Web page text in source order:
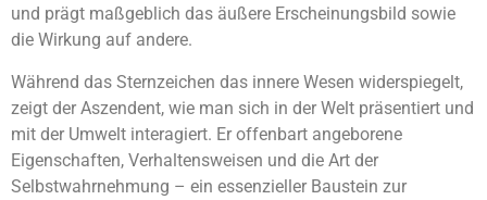
und prägt maßgeblich das äußere Erscheinungsbild sowie
die Wirkung auf andere.
Während das Sternzeichen das innere Wesen widerspiegelt,
zeigt der Aszendent, wie man sich in der Welt präsentiert und
mit der Umwelt interagiert. Er offenbart angeborene
Eigenschaften, Verhaltensweisen und die Art der
Selbstwahrnehmung – ein essenzieller Baustein zur